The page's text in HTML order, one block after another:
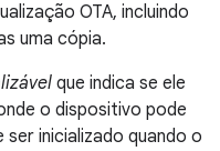
OTA, incluindo
uma cópia.
que indica se ele
o dispositivo pode
inicializado quando o